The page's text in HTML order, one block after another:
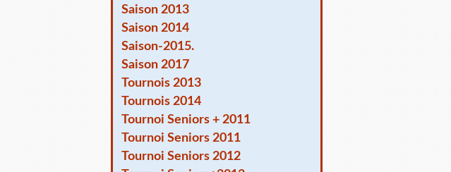
Saison 2013
Saison 2014
Saison-2015.
Saison 2017
Tournois 2013
Tournois 2014
Tournoi Seniors + 2011
Tournoi Seniors 2011
Tournoi Seniors 2012